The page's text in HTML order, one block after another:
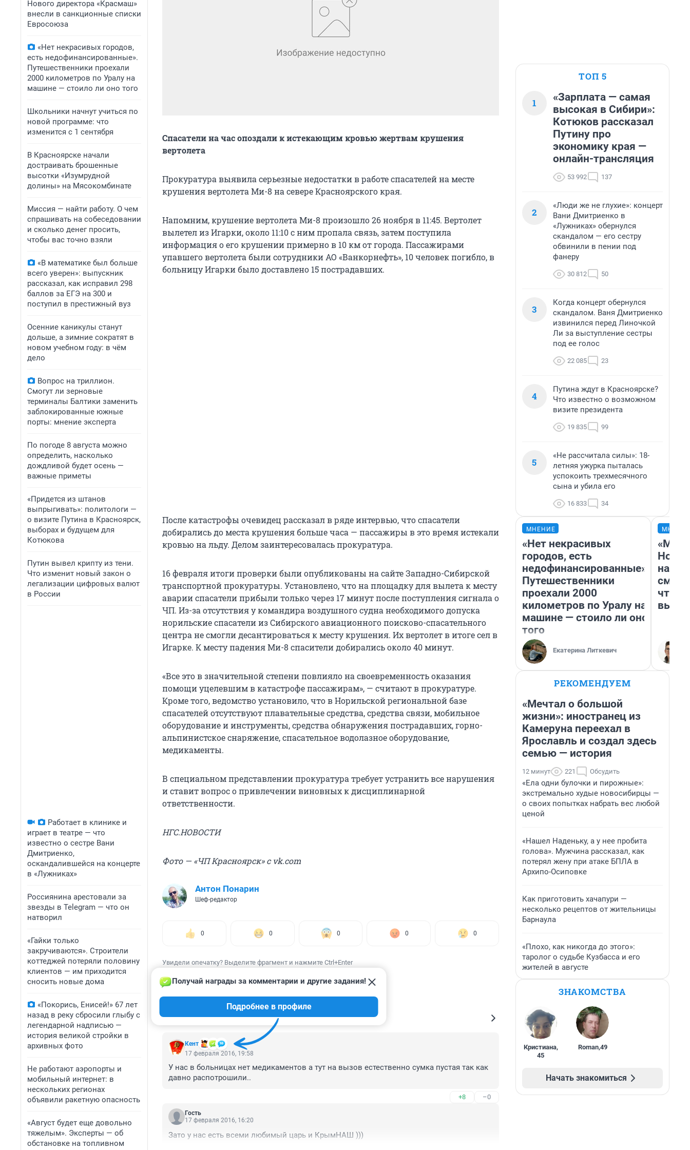
Нового директора «Красмаш»
внесли в санкционные списки
Евросоюза
«Нет некрасивых городов,
есть недофинансированные».
Путешественники проехали
2000 километров по Уралу на
машине — стоило ли оно того
Школьники начнут учиться по
новой программе: что
изменится с 1 сентября
В Красноярске начали
достраивать брошенные
высотки «Изумрудной
долины» на Мясокомбинате
Миссия — найти работу. О чем
спрашивать на собеседовании
и сколько денег просить,
чтобы вас точно взяли
«В математике был больше
всего уверен»: выпускник
рассказал, как исправил 298
баллов за ЕГЭ на 300 и
поступил в престижный вуз
Осенние каникулы станут
дольше, а зимние сократят в
новом учебном году: в чём
дело
Вопрос на триллион.
Смогут ли зерновые
терминалы Балтики заменить
заблокированные южные
порты: мнение эксперта
По погоде 8 августа можно
определить, насколько
дождливой будет осень —
важные приметы
«Придется из штанов
выпрыгивать»: политологи —
о визите Путина в Красноярск,
выборах и будущем для
Котюкова
Путин вывел крипту из тени.
Что изменит новый закон о
легализации цифровых валют
в России
Работает в клинике и
играет в театре — что
известно о сестре Вани
Дмитриенко,
оскандалившейся на концерте
в «Лужниках»
Россиянина арестовали за
звезды в Telegram — что он
натворил
«Гайки только
закручиваются». Строители
коттеджей потеряли половину
клиентов — им приходится
сносить новые дома
«Покорись, Енисей!» 67 лет
назад в реку сбросили глыбу с
легендарной надписью —
история великой стройки в
архивных фото
Не работают аэропорты и
мобильный интернет: в
нескольких регионах
объявили ракетную опасность
«Август будет еще довольно
тяжелым». Эксперты — об
обстановке на топливном
Спасатели на час опоздали к истекающим кровью жертвам крушения
вертолета
Прокуратура выявила серьезные недостатки в работе спасателей на месте
крушения вертолета Ми-8 на севере Красноярского края.
Напомним, крушение вертолета Ми-8 произошло 26 ноября в 11:45. Вертолет
вылетел из Игарки, около 11:10 с ним пропала связь, затем поступила
информация о его крушении примерно в 10 км от города. Пассажирами
упавшего вертолета были сотрудники АО «Ванкорнефть», 10 человек погибло, в
больницу Игарки было доставлено 15 пострадавших.
После катастрофы очевидец рассказал в ряде интервью, что спасатели
добирались до места крушения больше часа — пассажиры в это время истекали
кровью на льду. Делом заинтересовалась прокуратура.
16 февраля итоги проверки были опубликованы на сайте Западно-Сибирской
транспортной прокуратуры. Установлено, что на площадку для вылета к месту
аварии спасатели прибыли только через 17 минут после поступления сигнала о
ЧП. Из-за отсутствия у командира воздушного судна необходимого допуска
норильские спасатели из Сибирского авиационного поисково-спасательного
центра не смогли десантироваться к месту крушения. Их вертолет в итоге сел в
Игарке. К месту падения Ми-8 спасители добирались около 40 минут.
«Все это в значительной степени повлияло на своевременность оказания
помощи уцелевшим в катастрофе пассажирам», — считают в прокуратуре.
Кроме того, ведомство установило, что в Норильской региональной базе
спасателей отсутствуют плавательные средства, средства связи, мобильное
оборудование и инструменты, средства обнаружения пострадавших, горно-
альпинистское снаряжение, спасательное водолазное оборудование,
медикаменты.
В специальном представлении прокуратура требует устранить все нарушения
и ставит вопрос о привлечении виновных к дисциплинарной
ответственности.
НГС.НОВОСТИ
Фото — «ЧП Красноярск» с vk.com
Антон Понарин
Шеф-редактор
0 0 0 0 0
Увидели опечатку? Выделите фрагмент и нажмите Ctrl+Enter
КОММЕНТАРИИ 25
Кент
Получай награды за комментарии и другие задания!
Подробнее в профиле
17 февраля 2016, 19:58
У нас в больницах нет медикаментов а тут на вызов естественно сумка пустая так как
давно распотрошили..
+8 –0
Гость
17 февраля 2016, 16:20
Зато у нас есть всеми любимый царь и КрымНАШ )))
ТОП 5
1
«Зарплата — самая
высокая в Сибири»:
Котюков рассказал
Путину про
экономику края —
онлайн-трансляция
53 992 137
2
«Люди же не глухие»: концерт
Вани Дмитриенко в
«Лужниках» обернулся
скандалом — его сестру
обвинили в пении под
фанеру
30 812 50
3
Когда концерт обернулся
скандалом. Ваня Дмитриенко
извинился перед Линочкой
Ли за выступление сестры
под ее голос
22 085 23
4
Путина ждут в Красноярске?
Что известно о возможном
визите президента
19 835 99
5
«Не рассчитала силы»: 18-
летняя ужурка пыталась
успокоить трехмесячного
сына и убила его
16 833 34
МНЕНИЕ
«Нет некрасивых
городов, есть
недофинансированные».
Путешественники
проехали 2000
километров по Уралу на
машине — стоило ли оно
того
Екатерина Литкевич
«Мы
РЕКОМЕНДУЕМ
«Мечтал о большой
жизни»: иностранец из
Камеруна переехал в
Ярославль и создал здесь
семью — история
12 минут 221 Обсудить
«Ела одни булочки и пирожные»:
экстремально худые новосибирцы —
о своих попытках набрать вес любой
ценой
«Нашел Наденьку, а у нее пробита
голова». Мужчина рассказал, как
потерял жену при атаке БПЛА в
Архипо-Осиповке
Как приготовить хачапури —
несколько рецептов от жительницы
Барнаула
«Плохо, как никогда до этого»:
таролог о судьбе Кузбасса и его
жителей в августе
ЗНАКОМСТВА
Кристиана,
45
Roman,49
Начать знакомиться